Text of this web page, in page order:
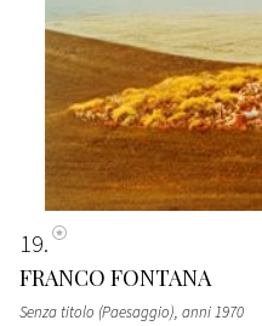
19
FRANCO FONTANA
Senza titolo (Paesaggio), anni 1970